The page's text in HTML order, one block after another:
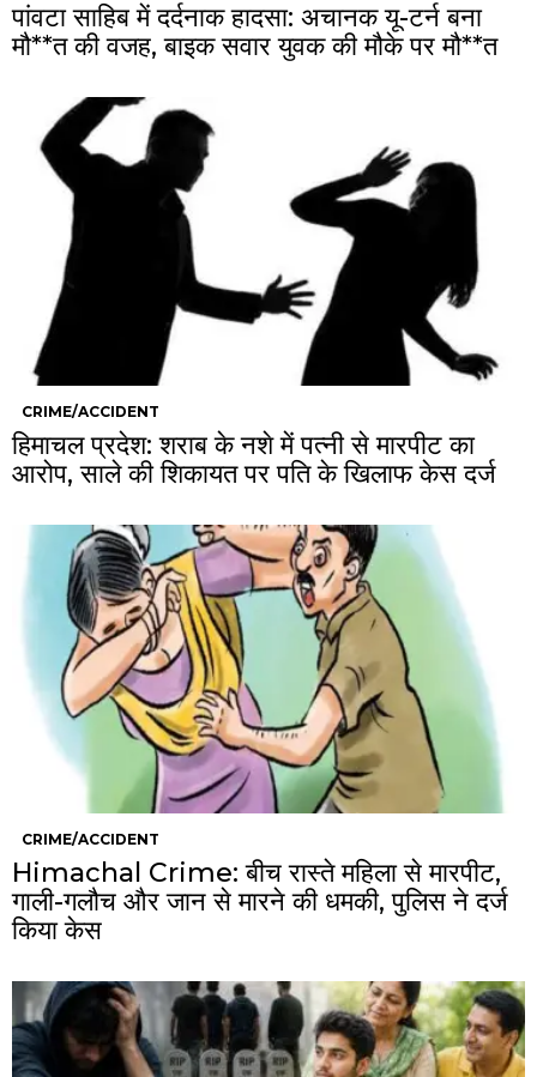
पांवटा साहिब में दर्दनाक हादसा: अचानक यू-टर्न बना
मौ**त की वजह, बाइक सवार युवक की मौके पर मौ**त
CRIME/ACCIDENT
हिमाचल प्रदेश: शराब के नशे में पत्नी से मारपीट का
आरोप, साले की शिकायत पर पति के खिलाफ केस दर्ज
CRIME/ACCIDENT
Himachal Crime: बीच रास्ते महिला से मारपीट,
गाली-गलौच और जान से मारने की धमकी, पुलिस ने दर्ज
किया केस